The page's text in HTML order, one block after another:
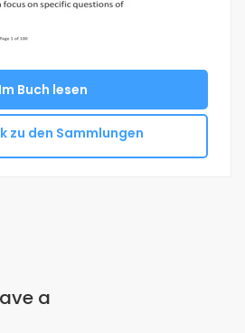
Im Buch lesen
zu den Sammlungen
a